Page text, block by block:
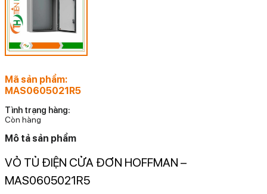
Mã sản phẩm:
MAS0605021R5
Tình trạng hàng:
Còn hàng
Mô tả sản phẩm
VỎ TỦ ĐIỆN CỬA ĐƠN HOFFMAN –
MAS0605021R5